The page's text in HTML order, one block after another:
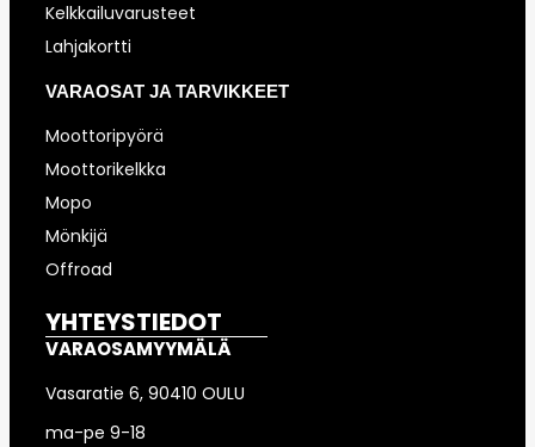
Kelkkailuvarusteet
Lahjakortti
VARAOSAT JA TARVIKKEET
Moottoripyörä
Moottorikelkka
Mopo
Mönkijä
Offroad
YHTEYSTIEDOT
VARAOSAMYYMÄLÄ
Vasaratie 6, 90410 OULU
ma-pe 9-18